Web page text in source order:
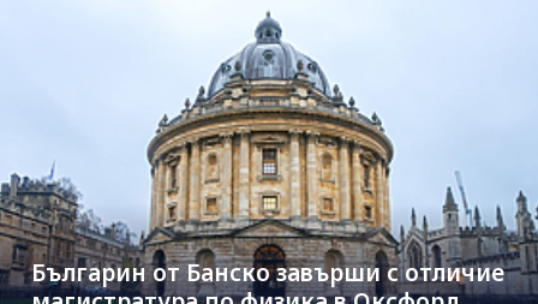
Българин от Банско завърши с отличие